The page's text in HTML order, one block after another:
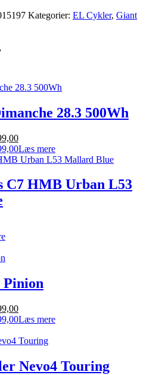
Kategorier: EL Cykler, Giant
28.3 500Wh
Den
aktuelle
pris
kr.24.999,00.
Den
aktuelle
er:
kr.24.999,00.
Læs mere
C7 HMB Urban L53
Pinion
Den
aktuelle
er:
Den
pris
kr.57.999,00.
Læs mere
Nevo4 Touring